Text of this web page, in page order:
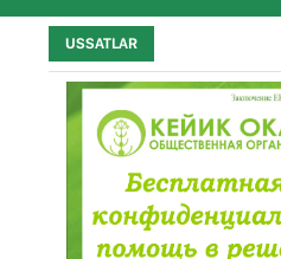
USSATLAR